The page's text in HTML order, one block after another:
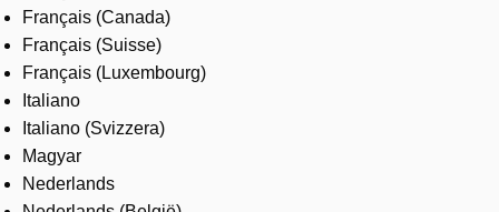
Français (Canada)
Français (Suisse)
Français (Luxembourg)
Italiano
Italiano (Svizzera)
Magyar
Nederlands